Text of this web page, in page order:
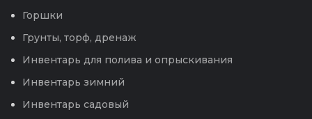
Горшки
Грунты, торф, дренаж
Инвентарь для полива и опрыскивания
Инвентарь зимний
Инвентарь садовый